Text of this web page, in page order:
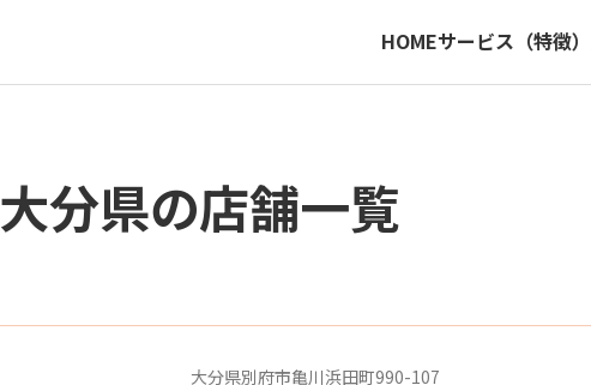
HOMEサービス（特徴）
大分県の店舗一覧
大分県別府市亀川浜田町990-107